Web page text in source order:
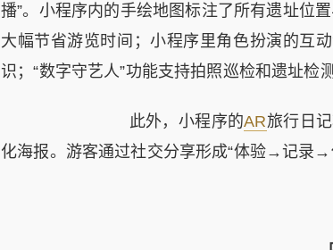
播”。小程序内的手绘地图标注了所有遗址位置
大幅节省游览时间；小程序里角色扮演的互
识；“数字守艺人”功能支持拍照巡检和遗址检
此外，小程序的AR旅行日
化海报。游客通过社交分享形成“体验→记录